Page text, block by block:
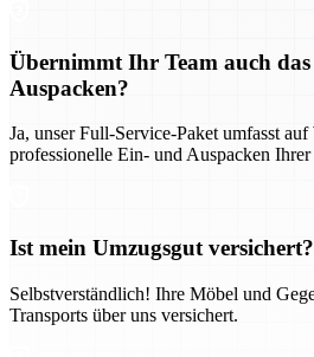
Übernimmt Ihr Team auch
Auspacken?
Ja, unser Full-Service-Paket umfasst auf
professionelle Ein- und Auspacken
Ist mein Umzugsgut versichert?
Selbstverständlich! Ihre Möbel und
Transports über uns versichert.